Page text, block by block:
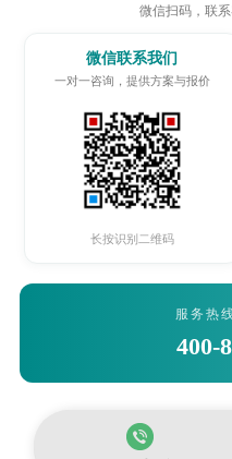
微信扫码，联
微信联系我们
一对一咨询，提供方案与报价
长按识别二维码
服务热
400-